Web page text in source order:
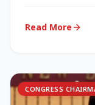
Read More
CONGRESS